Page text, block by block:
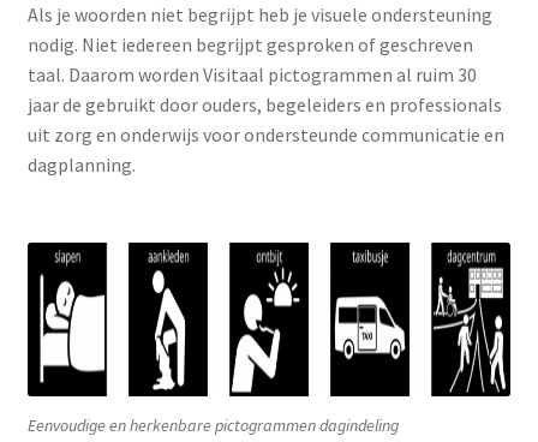
Als je woorden niet begrijpt heb je visuele ondersteuning
nodig. Niet iedereen begrijpt gesproken of geschreven
taal. Daarom worden Visitaal pictogrammen al ruim 30
jaar de gebruikt door ouders, begeleiders en professionals
uit zorg en onderwijs voor ondersteunde communicatie en
dagplanning.
Eenvoudige en herkenbare pictogrammen dagindeling